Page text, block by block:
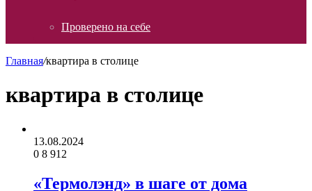
Проверено на себе
Главная/квартира в столице
квартира в столице
13.08.2024
0 8 912
«Термолэнд» в шаге от дома